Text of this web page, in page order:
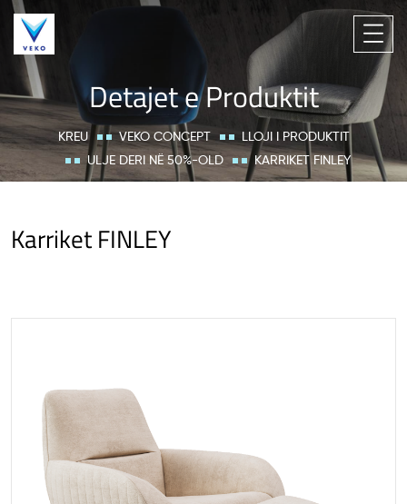
Detajet e Produktit
KREU VEKO CONCEPT
LLOJI I PRODUKTIT
ULJE DERI NË 50%-OLD
KARRIKET FINLEY
Karriket FINLEY